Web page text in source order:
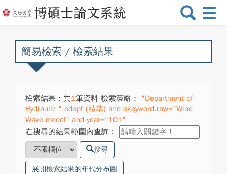
選
換
簡易檢索 / 檢索結果
檢索結果：共1筆資料 檢索策略：
"Department of
Hydraulic ".edept (精準) and ekeyword.raw="Wind
Wave model" and year="101"
在搜尋的結果範圍內查詢：
搜尋
展開檢索結果的年代分布圖